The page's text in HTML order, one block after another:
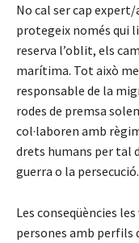
No cal ser cap
protegeix només qui
reserva l’oblit, els
marítima. Tot això
responsable de la
rodes de premsa
col·laboren amb
drets humans per tal
guerra o la
Les conseqüències
persones amb perfils